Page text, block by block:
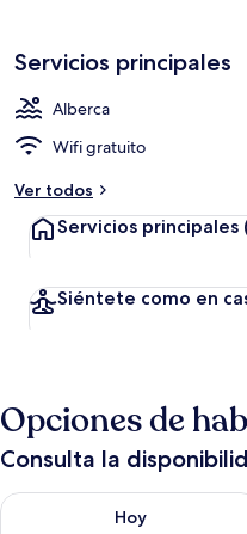
Servicios principales
Alberca
Wifi gratuito
Ver todos
Servicios principales
Siéntete como en
Opciones de
Consulta la
Hoy
Consulta la disponibilidad